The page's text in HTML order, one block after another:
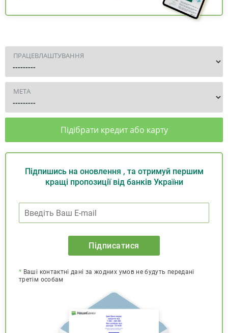
ПРАЦЕВЛАШТУВАННЯ
МЕТА
Підібрати кредит або карту
Підпишись на оновлення , та отримуй першим
кращі пропозиції від банків України
Підписатися
* Ваші контактні дані за жодних умов не будуть передані
третім особам